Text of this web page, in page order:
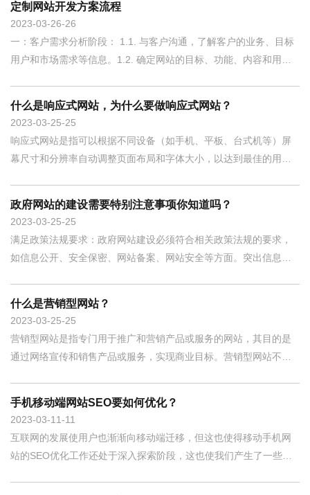
务，并实时跟踪和调整。更高的独特性和个性化定制能力定制网站
26
2023-03-26
定制网站开发方案流程
一：客户需求分析阶段： 1.1. 与客户沟通，了解客户的业务、目标
用户和市场需求等信息。1.2. 确定网站的目标、功能、内容和用户
程，包括页面结构、导航、功能模块、数据存储和交互等方面。2.2.
25
2023-03-25
什么是响应式网站，为什么要做响应式网站？
响应式网站是指可以根据不同设备（如手机、平板、台式机等）屏
幕尺寸和分辨率自动调整页面布局和字体大小，以达到最佳的用户
和字体大小，使用户在任何设备上都能够获得最佳的浏览体验。2、
25
2023-03-25
政府网站的建设需要特别注意事项你知道吗？
满足政策法规要求：政府网站建设必须符合相关政策法规的要求，
如信息公开、安全保密、网站备案、网站安全等方面。突出信息公
时的信息。提高用户体验：政府网站应当以用户为中心，提高用户
25
2023-03-25
什么是营销型网站？
营销型网站是指专门用于推广和营销产品或服务的网站，其目的是
通过网络宣传和销售产品或服务，实现商业目标。营销型网站不仅
站具备以下特点：专业的网站设计：营销型网站需要具备专业的网
11
2023-03-11
手机移动端网站SEO要如何优化？
互联网的发展使用户也渐渐向移动端迁移，但这也使得移动手机网
站的SEO优化工作还处于深入探索阶段，这也使我们产生了一些疑